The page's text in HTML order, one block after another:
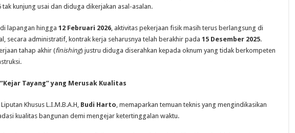
tak kunjung usai dan diduga dikerjakan asal-asalan.
lapangan hingga 12 Februari 2026, aktivitas pekerjaan fisik masih terus berlangsung di
secara administratif, kontrak kerja seharusnya telah berakhir pada 15 Desember 2025.
tahap akhir (finishing) justru diduga diserahkan kepada oknum yang tidak berkompeten
Tayang” yang Merusak Kualitas
Khusus L.I.M.B.A.H, Budi Harto, memaparkan temuan teknis yang mengindikasikan
kualitas bangunan demi mengejar ketertinggalan waktu.